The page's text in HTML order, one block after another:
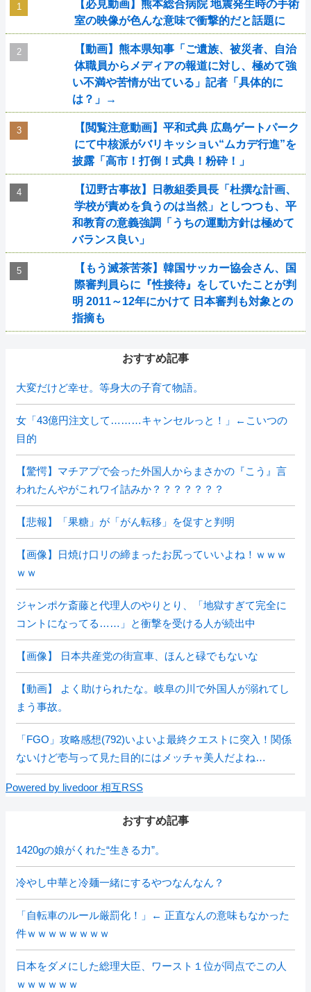
【必見動画】熊本総合病院 地震発生時の手術
室の映像が色んな意味で衝撃的だと話題に
【動画】熊本県知事「ご遺族、被災者、自治
体職員からメディアの報道に対し、極めて強
い不満や苦情が出ている」記者「具体的に
は？」→
【閲覧注意動画】平和式典 広島ゲートパーク
にて中核派がバリキッショい“ムカデ行進”を
披露「高市！打倒！式典！粉砕！」
【辺野古事故】日教組委員長「杜撰な計画、
学校が責めを負うのは当然」としつつも、平
和教育の意義強調「うちの運動方針は極めて
バランス良い」
【もう滅茶苦茶】韓国サッカー協会さん、国
際審判員らに『性接待』をしていたことが判
明 2011～12年にかけて 日本審判も対象との
指摘も
おすすめ記事
大変だけど幸せ。等身大の子育て物語。
女「43億円注文して………キャンセルっと！」←こいつの
目的
【驚愕】マチアプで会った外国人からまさかの『こう』言
われたんやがこれワイ詰みか？？？？？？？
【悲報】「果糖」が「がん転移」を促すと判明
【画像】日焼け口リの締まったお尻っていいよね！ｗｗｗ
ｗｗ
ジャンポケ斎藤と代理人のやりとり、「地獄すぎて完全に
コントになってる……」と衝撃を受ける人が続出中
【画像】 日本共産党の街宣車、ほんと碌でもないな
【動画】 よく助けられたな。岐阜の川で外国人が溺れてし
まう事故。
「FGO」攻略感想(792)いよいよ最終クエストに突入！関係
ないけど壱与って見た目的にはメッチャ美人だよね…
Powered by livedoor 相互RSS
おすすめ記事
1420gの娘がくれた“生きる力”。
冷やし中華と冷麺一緒にするやつなんなん？
「自転車のルール厳罰化！」← 正直なんの意味もなかった
件ｗｗｗｗｗｗｗｗ
日本をダメにした総理大臣、ワースト１位が同点でこの人
ｗｗｗｗｗｗ